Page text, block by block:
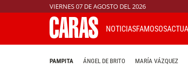
VIERNES 07 DE AGOSTO DEL 2026
NOTICIASFAMOSOS
PAMPITA ÁNGEL DE BRITO MARÍA VÁZQUEZ